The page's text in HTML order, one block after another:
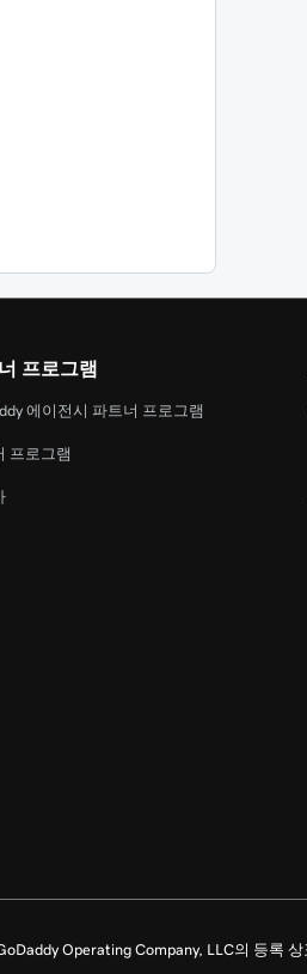
프로그램
에이전시 파트너 프로그램
프로그램
Operating Company, LLC의 등록